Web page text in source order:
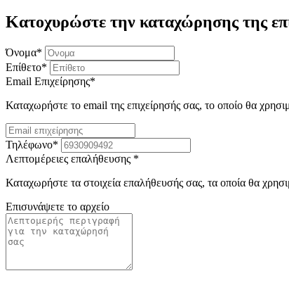
Κατοχυρώστε την καταχώρησης της
Όνομα*
Επίθετο*
Email Επιχείρησης*
Καταχωρήστε το email της επιχείρησής σας, το οποίο θα
Τηλέφωνο*
Λεπτομέρειες επαλήθευσης *
Καταχωρήστε τα στοιχεία επαλήθευσής σας, τα οποία θα
Επισυνάψετε το αρχείο